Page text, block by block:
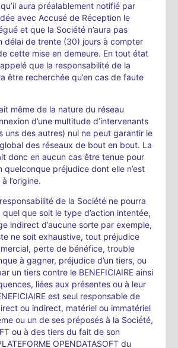
aura préalablement notifié par
avec Accusé de Réception le
et que la Société n’aura pas
délai de trente (30) jours à compter
cette mise en demeure. En tout état
que la responsabilité de la
être recherchée qu’en cas de faute
même de la nature du réseau
d’une multitude d’intervenants
uns des autres) nul ne peut garantir le
des réseaux de bout en bout. La
donc en aucun cas être tenue pour
quelconque préjudice dont elle n’est
l’origine.
de la Société ne pourra
que soit le type d’action intentée,
indirect d’aucune sorte par exemple,
ne soit exhaustive, tout préjudice
perte de bénéfice, trouble
à gagner, préjudice d’un tiers, ou
un tiers contre le BENEFICIAIRE ainsi
liées aux présentes ou à leur
est seul responsable de
ou indirect, matériel ou immatériel
ou un de ses préposés à la Société,
ou à des tiers du fait de son
OPENDATASOFT du